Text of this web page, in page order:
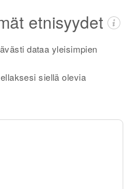
etnisyydet
dataa yleisimpien
siellä olevia